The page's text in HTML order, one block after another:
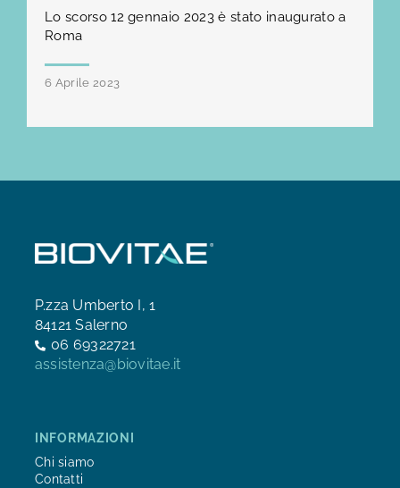
Lo scorso 12 gennaio 2023 è stato inaugurato a
Roma
6 Aprile 2023
P.zza Umberto I, 1
84121 Salerno
06 69322721
assistenza@biovitae.it
INFORMAZIONI
Chi siamo
Contatti